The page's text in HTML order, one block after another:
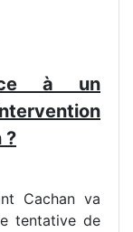
à un
?
Cachan va
tentative de